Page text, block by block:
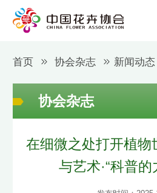
首页 协会杂志 新闻动态
协会杂志
在细微之处打开植物
与艺术·“科普的